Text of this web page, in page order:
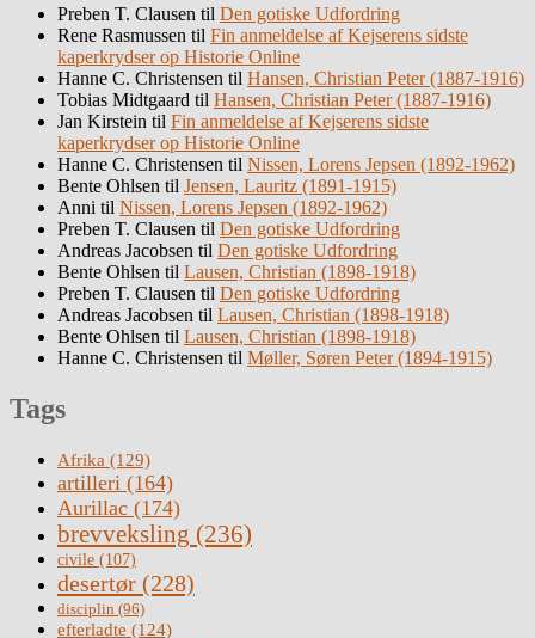
Preben T. Clausen til Den gotiske Udfordring
Rene Rasmussen til Fin anmeldelse af Kejserens sidste
kaperkrydser op Historie Online
Hanne C. Christensen til Hansen, Christian Peter (1887-1916)
Tobias Midtgaard til Hansen, Christian Peter (1887-1916)
Jan Kirstein til Fin anmeldelse af Kejserens sidste
kaperkrydser op Historie Online
Hanne C. Christensen til Nissen, Lorens Jepsen (1892-1962)
Bente Ohlsen til Jensen, Lauritz (1891-1915)
Anni til Nissen, Lorens Jepsen (1892-1962)
Preben T. Clausen til Den gotiske Udfordring
Andreas Jacobsen til Den gotiske Udfordring
Bente Ohlsen til Lausen, Christian (1898-1918)
Preben T. Clausen til Den gotiske Udfordring
Andreas Jacobsen til Lausen, Christian (1898-1918)
Bente Ohlsen til Lausen, Christian (1898-1918)
Hanne C. Christensen til Møller, Søren Peter (1894-1915)
Tags
Afrika (129)
artilleri (164)
Aurillac (174)
brevveksling (236)
civile (107)
desertør (228)
disciplin (96)
efterladte (124)